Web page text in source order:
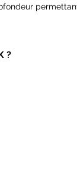
?
contacter, nous